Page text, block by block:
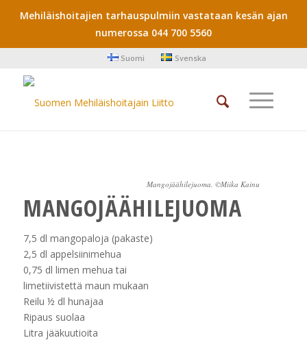
Mehiläishoitajien tarhauspulmiin vastataan kesän ajan
numerossa 044 700 5560
Suomi Svenska
Mangojäähilejuoma. ©Miika Kainu
MANGOJÄÄHILEJUOMA
7,5 dl mangopaloja (pakaste)
2,5 dl appelsiinimehua
0,75 dl limen mehua tai
limetiivistettä maun mukaan
Reilu ½ dl hunajaa
Ripaus suolaa
Litra jääkuutioita